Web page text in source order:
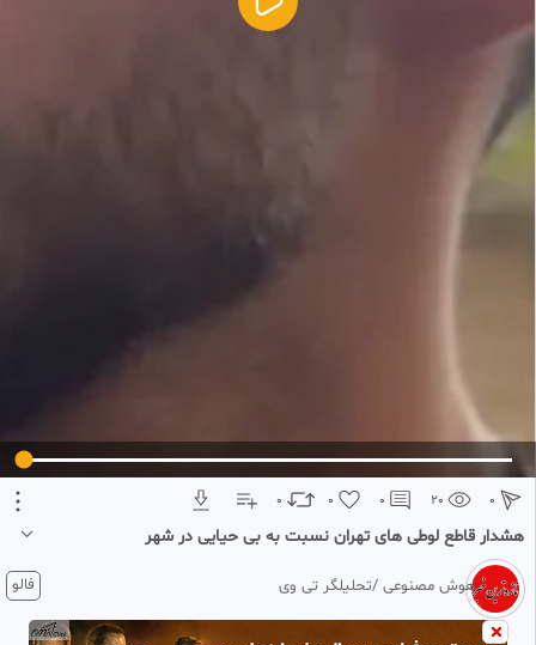
0 0 0 20 0
هشدار قاطع لوطی های تهران نسبت به بی حیایی در شهر
هشدار قاطع لوطی های تهران
به بی حیایی ها و زنان نیمه برهنه و حرمت شکن های جامعه .
هوش مصنوعی /تحلیلگر تی وی فالو